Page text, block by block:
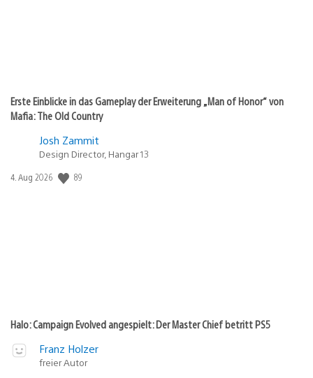
Erste Einblicke in das Gameplay der Erweiterung „Man of Honor“ von
Mafia: The Old Country
Josh Zammit
Design Director, Hangar 13
Veröffentlichungsdatum:
4. Aug 2026 89
Halo: Campaign Evolved angespielt: Der Master Chief betritt PS5
Franz Holzer
freier Autor